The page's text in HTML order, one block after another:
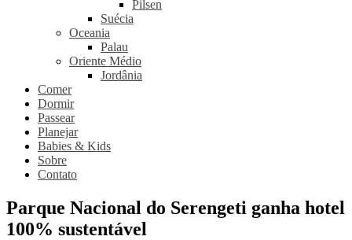
Pilsen
Suécia
Oceania
Palau
Oriente Médio
Jordânia
Comer
Dormir
Passear
Planejar
Babies & Kids
Sobre
Contato
Parque Nacional do Serengeti ganha hotel
100% sustentável